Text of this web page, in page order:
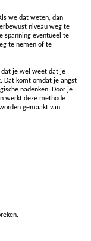
we dat weten, dan
niveau weg te
spanning eventueel te
te nemen of te
dat je wel weet dat je
Dat komt omdat je angst
nadenken. Door je
werkt deze methode
gemaakt van